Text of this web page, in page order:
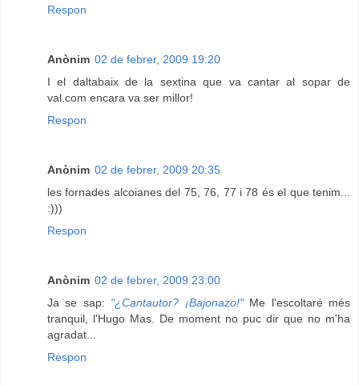
Respon
Anònim 02 de febrer, 2009 19:20
I el daltabaix de la sextina que va cantar al sopar de
val.com encara va ser millor!
Respon
Anònim 02 de febrer, 2009 20:35
les fornades alcoianes del 75, 76, 77 i 78 és el que tenim...
:)))
Respon
Anònim 02 de febrer, 2009 23:00
Ja se sap: "¿Cantautor? ¡Bajonazo!"Me l'escoltaré més
tranquil, l'Hugo Mas. De moment no puc dir que no m'ha
agradat...
Respon